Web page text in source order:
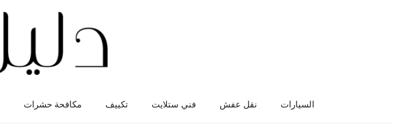
السيارات نقل عفش فني ستلايت تكييف مكافحة حشرات